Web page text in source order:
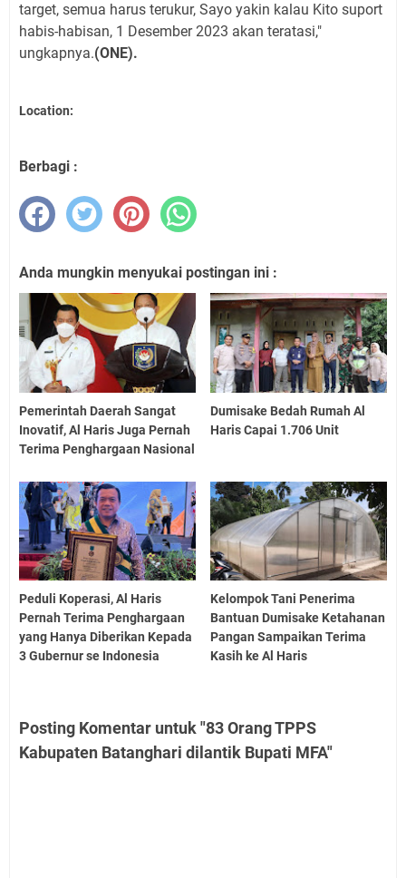
target, semua harus terukur, Sayo yakin kalau Kito suport
habis-habisan, 1 Desember 2023 akan teratasi,"
ungkapnya.(ONE).
Location:
Berbagi :
Anda mungkin menyukai postingan ini :
Pemerintah Daerah Sangat
Inovatif, Al Haris Juga Pernah
Terima Penghargaan Nasional
Dumisake Bedah Rumah Al
Haris Capai 1.706 Unit
Peduli Koperasi, Al Haris
Pernah Terima Penghargaan
yang Hanya Diberikan Kepada
3 Gubernur se Indonesia
Kelompok Tani Penerima
Bantuan Dumisake Ketahanan
Pangan Sampaikan Terima
Kasih ke Al Haris
Posting Komentar untuk "83 Orang TPPS
Kabupaten Batanghari dilantik Bupati MFA"